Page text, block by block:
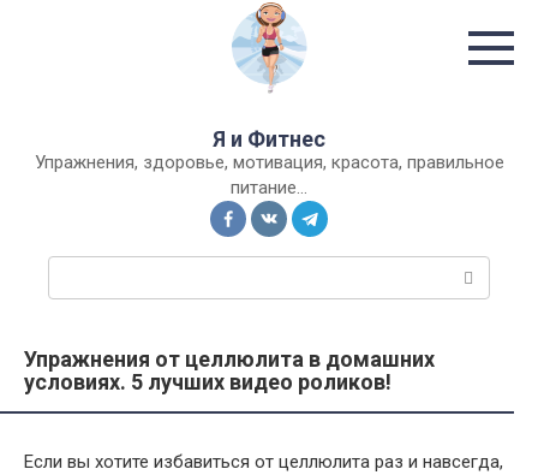
Я и Фитнес
Упражнения, здоровье, мотивация, красота, правильное
питание…
о
к
:
Упражнения от целлюлита в домашних
условиях. 5 лучших видео роликов!
Если вы хотите избавиться от целлюлита раз и навсегда,